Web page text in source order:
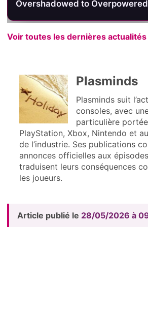
annoncé pour le 23 octobre 2026
Voir toutes les dernières actualités
Plasminds
Plasminds suit
consoles, avec
particulière
PlayStation, Xbox, Nintendo et
de l’industrie. Ses publications
annonces officielles aux
traduisent leurs conséquences
les joueurs.
Article publié le 28/05/2026 à